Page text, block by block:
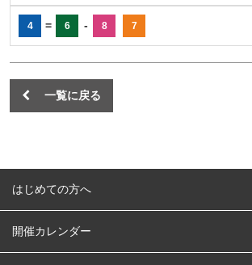
4 = 6 - 8 7
一覧に戻る
はじめての方へ
はじめての方へ
開催カレンダー